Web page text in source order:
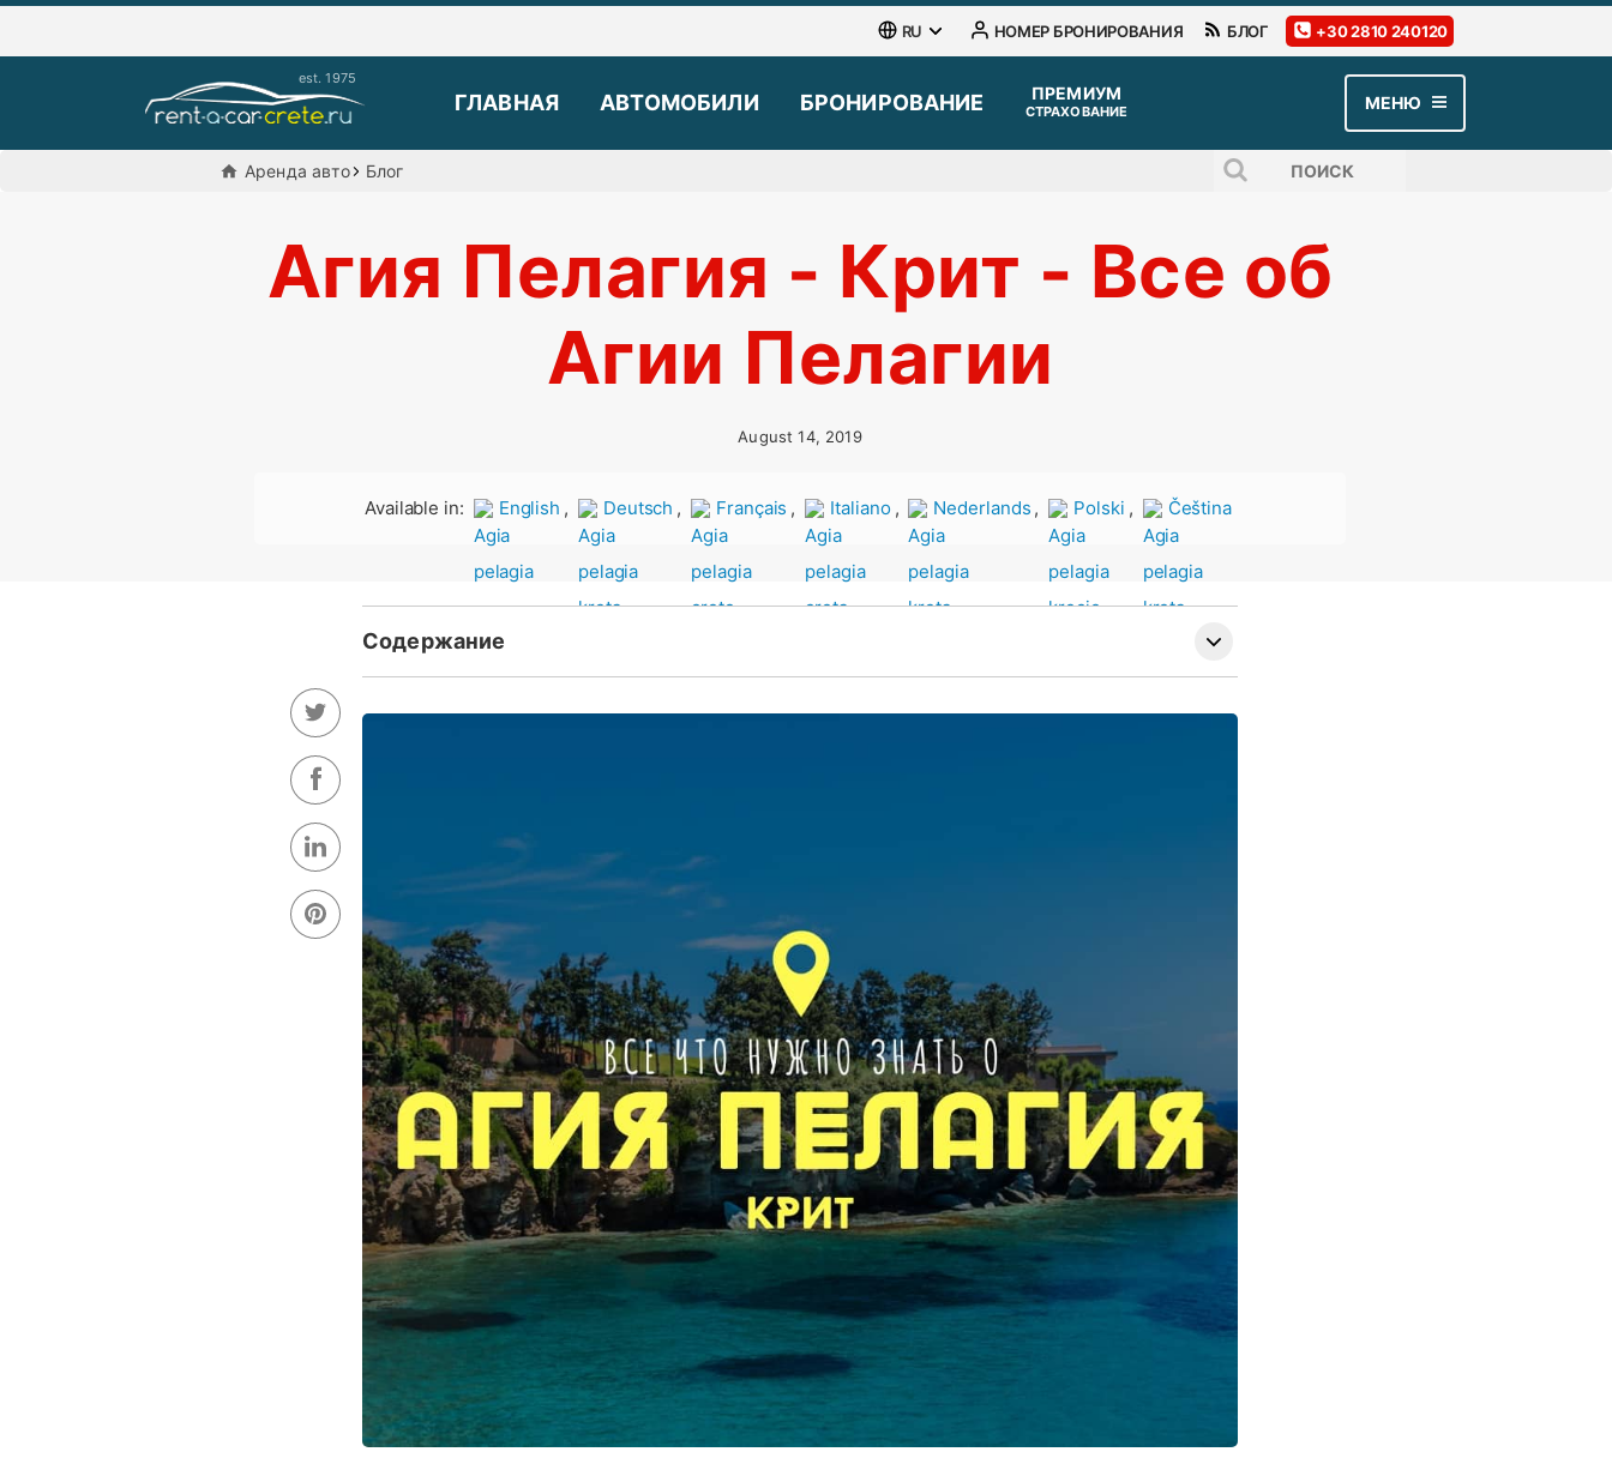
RU НОМЕР БРОНИРОВАНИЯ БЛОГ +30 2810 240120
ГЛАВНАЯ АВТОМОБИЛИ БРОНИРОВАНИЕ СТРАХОВАНИЕ МЕНЮ
Aренда авто Блог
Агия Пелагия - Крит - Все об
Агии Пелагии
August 14, 2019
Available in: , , , , , ,
Что посмотреть и чем заняться в Агия Пелагии, Крит
Музеи для посещения вблизи Агии Пелагии, Крит
Пляжи в Агии Пелагии, Крит
Отдых в Агия Пелагия, Крит
Культурные экскурсии в Агия Пелагии, Крит
Исследуйте Агию Пелагию, Крит